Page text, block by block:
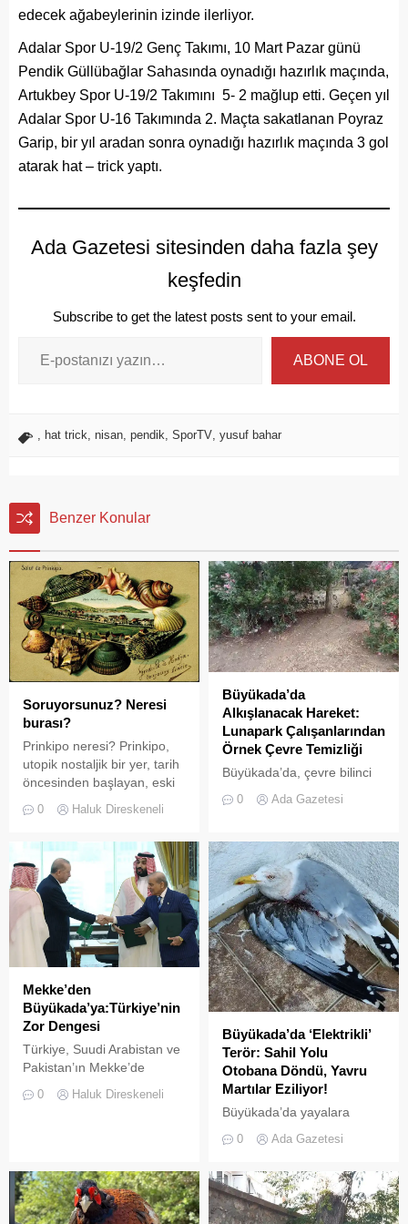
edecek ağabeylerinin izinde ilerliyor.
Adalar Spor U-19/2 Genç Takımı, 10 Mart Pazar günü
Pendik Güllübağlar Sahasında oynadığı hazırlık maçında,
Artukbey Spor U-19/2 Takımını 5- 2 mağlup etti. Geçen yıl
Adalar Spor U-16 Takımında 2. Maçta sakatlanan Poyraz
Garip, bir yıl aradan sonra oynadığı hazırlık maçında 3 gol
atarak hat – trick yaptı.
Ada Gazetesi sitesinden daha fazla şey
keşfedin
Subscribe to get the latest posts sent to your email.
ABONE OL
, hat trick, nisan, pendik, SporTV, yusuf bahar
Benzer Konular
Soruyorsunuz? Neresi
burası?
Prinkipo neresi? Prinkipo,
utopik nostaljik bir yer, tarih
öncesinden başlayan, eski
Osmanlı dönemlerini
yıllarını 60’ları 70’leri içine
alan 80’lerin başında biten
bir dönem, bir zaman ve bir
mekân. Prinkipo posta
kartlarında var, kitaplarda,
pullarda, sergilerde,
kataloglarda, miladdan
Önce Roma belgelerinde
var, miladdan sonra
Bizans...
0 Haluk Direskeneli
Büyükada’da
Alkışlanacak Hareket:
Lunapark Çalışanlarından
Örnek Çevre Temizliği
Büyükada’da, çevre bilinci
yüzleri güldüren bir olay
cazibe merkezlerinden biri
olan Lunapark (Birlik
Meydanı) bölgesindeki
çalışanlar, kendi
inisiyatifleriyle başlattıkları
temizlik çalışmasıyla takdir
topladı. Yaz aylarında artan
ziyaretçi yoğunluğuyla
birlikte doğaya bırakılan
atıkların çevre kirliliği
yaratması üzerine harekete
geçen Lunapark çalışanları,
“Temiz çevre, temiz...
0 Ada Gazetesi
Mekke’den
Büyükada’ya:Türkiye’nin
Zor Dengesi
Türkiye, Suudi Arabistan ve
Pakistan’ın Mekke’de
Anlaşması, bölgesel
NATO’su” olarak
tanımlamak için erken.
Ancak Türkiye açısından
0 Haluk Direskeneli
Büyükada’da ‘Elektrikli’
Terör: Sahil Yolu
Otobana Döndü, Yavru
Martılar Eziliyor!
Büyükada’da yayalara
ayrılan sahil şeridi, kural
tanımaz elektrikli araç
ölüm yoluna dönüştü.
Denetimsizliğin ve aşırı
0 Ada Gazetesi